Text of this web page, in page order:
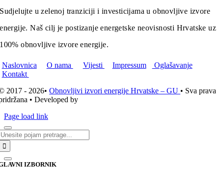
Sudjelujte u zelenoj tranziciji i investicijama u obnovljive izvore
energije. Naš cilj je postizanje energetske neovisnosti Hrvatske uz
100% obnovljive izvore energije.
Naslovnica O nama Vijesti Impressum
Oglašavanje
Kontakt
2017 - 2026•Obnovljivi izvori energije Hrvatske – GU • Sva prava
• Developed by
Page load link
IZBORNIK